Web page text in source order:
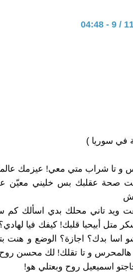
في سوريا )
و تا شراب متي معي! عيزمك
صحة عقلبك بس خليني معيّن
ويد تاني محلك بدي اسألك كم
متل أبيحبا قلبك! كيفك فيا
اسا بدك؟ اجازة؟ الوضع و هنت
هالمحرس و تا تقلك! لك محسن
اسميعيل روح وبعتلي هو!